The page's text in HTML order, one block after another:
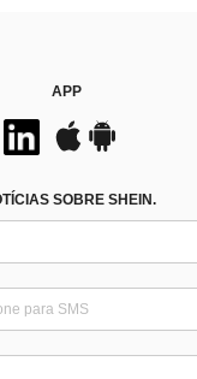
APP
SOBRE SHEIN.